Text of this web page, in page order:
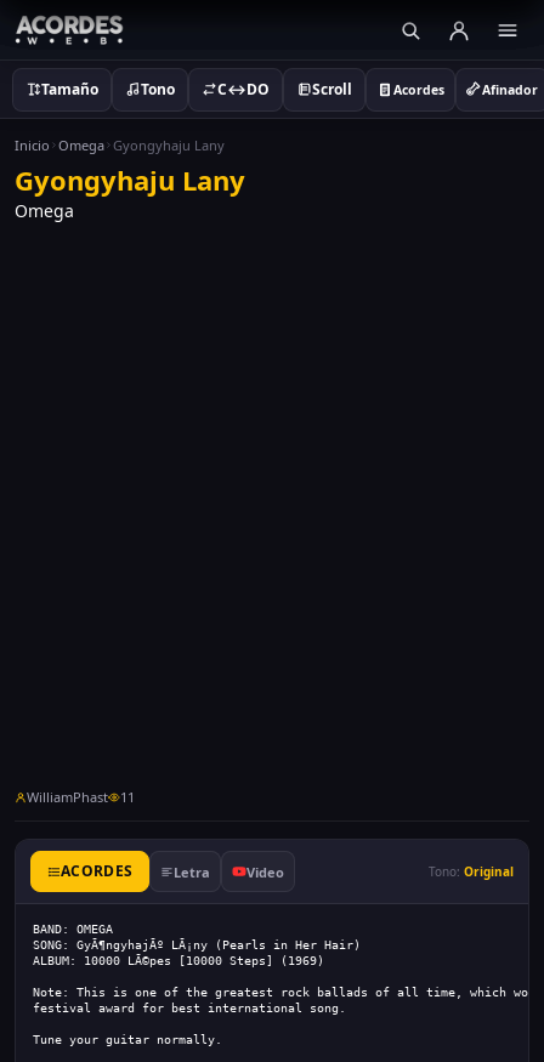
Tamaño Tono C↔DO Scroll Acordes Afinador
Inicio Omega Gyongyhaju Lany
Gyongyhaju Lany
Omega
WilliamPhast 11
ACORDES Letra Video Tono: Original
BAND: OMEGA
SONG: GyÃ¶ngyhajÃº LÃ¡ny (Pearls in Her Hair)
ALBUM: 10000 LÃ©pes [10000 Steps] (1969)
Note: This is one of the greatest rock ballads of all time, which won
festival award for best international song.
Tune your guitar normally.